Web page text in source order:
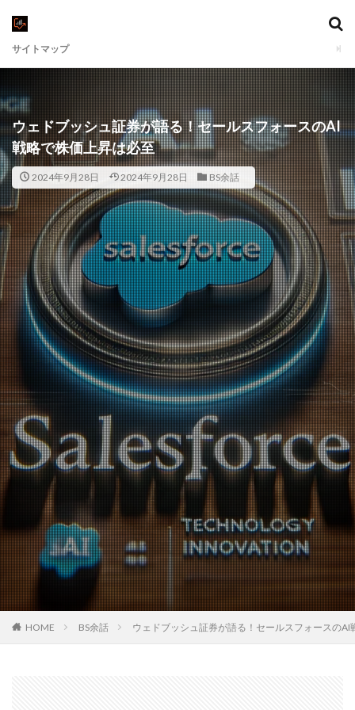
サイトマップ
ウェドブッシュ証券が語る！セールスフォースのAI
戦略で株価上昇は必至
2024年9月28日 2024年9月28日 BS余話
HOME BS余話 ウェドブッシュ証券が語る！セールスフォースのAI